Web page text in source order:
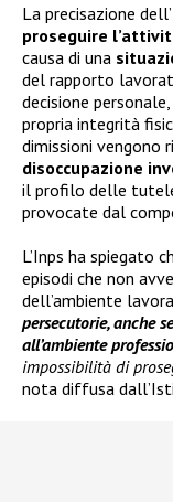
La precisazione
proseguire
causa di una
del rapporto
decisione
propria integrità
dimissioni vengono
disoccupazione
il profilo delle
provocate dal
L’Inps ha spiegato
episodi che non
dell’ambiente
persecutorie, anche
all’ambiente
impossibilità di
nota diffusa